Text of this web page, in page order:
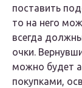
поставить
то на него
всегда
очки.
можно будет
покупками,